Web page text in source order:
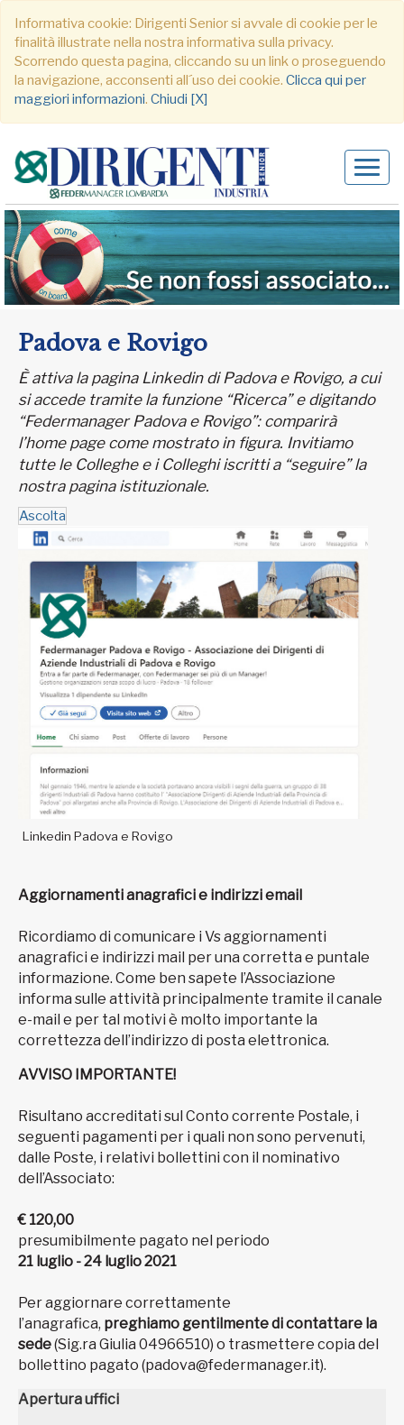
Informativa cookie: Dirigenti Senior si avvale di cookie per le
finalità illustrate nella nostra informativa sulla privacy.
Scorrendo questa pagina, cliccando su un link o proseguendo
la navigazione, acconsenti all´uso dei cookie. Clicca qui per
maggiori informazioni. Chiudi [X]
Padova e Rovigo
È attiva la pagina Linkedin di Padova e Rovigo, a cui
si accede tramite la funzione “Ricerca” e digitando
“Federmanager Padova e Rovigo”: comparirà
l’home page come mostrato in figura. Invitiamo
tutte le Colleghe e i Colleghi iscritti a “seguire” la
nostra pagina istituzionale.
Ascolta
Linkedin Padova e Rovigo
Aggiornamenti anagrafici e indirizzi email
Ricordiamo di comunicare i Vs aggiornamenti
anagrafici e indirizzi mail per una corretta e puntale
informazione. Come ben sapete l’Associazione
informa sulle attività principalmente tramite il canale
e-mail e per tal motivi è molto importante la
correttezza dell’indirizzo di posta elettronica.
AVVISO IMPORTANTE!
Risultano accreditati sul Conto corrente Postale, i
seguenti pagamenti per i quali non sono pervenuti,
dalle Poste, i relativi bollettini con il nominativo
dell’Associato:
€ 120,00
presumibilmente pagato nel periodo
21 luglio - 24 luglio 2021
Per aggiornare correttamente
l’anagrafica, preghiamo gentilmente di contattare la
sede(Sig.ra Giulia 04966510) o trasmettere copia del
bollettino pagato (padova@federmanager.it).
Apertura uffici